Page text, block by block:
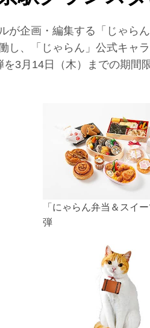
が企画・編集する「じゃら
し、「じゃらん」公式キャ
3月14日（木）までの期間
「にゃらん弁当＆スイ
弾